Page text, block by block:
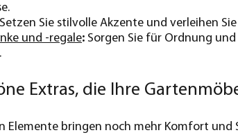
Setzen Sie stilvolle Akzente und verleihen
und -regale: Sorgen Sie für Ordnung
Extras, die Ihre
Elemente bringen noch mehr Komfort und